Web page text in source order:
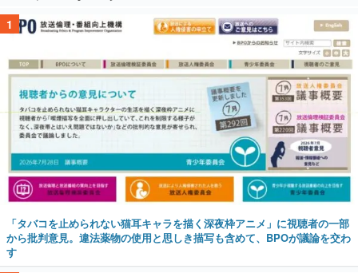
1
「タバコを止められない猫耳キャラを描く深夜枠アニメ」に視聴者の一部
から批判意見。違法薬物の使用と思しき描写も含めて、BPOが議論を交わ
す